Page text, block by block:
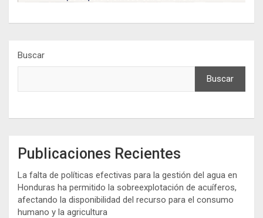
Buscar
Buscar
Publicaciones Recientes
La falta de políticas efectivas para la gestión del agua en
Honduras ha permitido la sobreexplotación de acuíferos,
afectando la disponibilidad del recurso para el consumo
humano y la agricultura